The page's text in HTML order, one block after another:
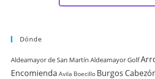
Dónde
Aldeamayor de San Martín Aldeamayor Golf
Encomienda Avila Boecillo Burgos